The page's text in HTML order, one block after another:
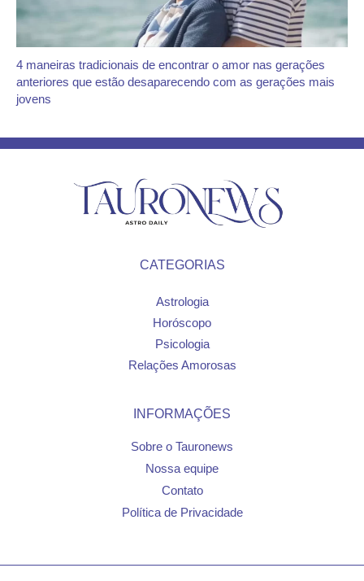
4 maneiras tradicionais de encontrar o amor nas gerações
anteriores que estão desaparecendo com as gerações mais
jovens
CATEGORIAS
Astrologia
Horóscopo
Psicologia
Relações Amorosas
INFORMAÇÕES
Sobre o Tauronews
Nossa equipe
Contato
Política de Privacidade